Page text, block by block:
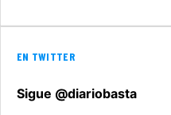
EN TWITTER
Sigue @diariobasta